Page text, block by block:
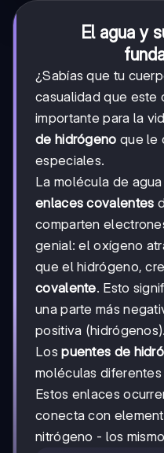
El agua y
¿Sabías que tu
casualidad que este
importante para la
de hidrógeno que le
especiales.
La molécula de
enlaces covalentes
comparten
genial: el oxígeno
que el hidrógeno,
covalente. Esto
una parte más
positiva (hidrógenos).
Lospuentes de
moléculas
Estos enlaces
conecta con
nitrógeno - los